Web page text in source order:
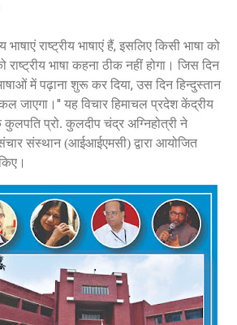
भाषाएं राष्ट्रीय भाषाएं हैं, इसलिए किसी भाषा को
राष्ट्रीय भाषा कहना ठीक नहीं होगा। जिस दिन
में पढ़ाना शुरू कर दिया, उस दिन हिन्दुस्तान
जाएगा। '' यह विचार हिमाचल प्रदेश केंद्रीय
कुलपति प्रो. कुलदीप चंद्र अग्निहोत्री ने
संस्थान (आईआईएमसी) द्वारा आयोजित